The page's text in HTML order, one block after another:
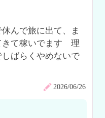
んで旅に出て、ま
て稼いでます　理
ばらくやめないで
2026/06/26